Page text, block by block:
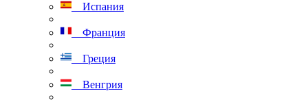
Испания
Франция
Греция
Венгрия